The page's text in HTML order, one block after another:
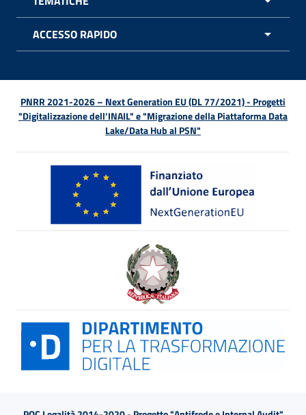
ACCESSO RAPIDO
PNRR 2021-2026 – Next Generation EU (DL 77/2021) - Progetti
"Digitalizzazione dell’INAIL" e "Migrazione della Piattaforma Data
Lake/Data Hub al PSN"